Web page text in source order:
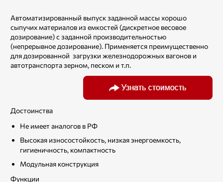
Автоматизированный выпуск заданной массы хорошо
сыпучих материалов из емкостей (дискретное весовое
дозирование) с заданной производительностью
(непрерывное дозирование). Применяется преимущественно
для дозированной загрузки железнодорожных вагонов и
автотранспорта зерном, песком и т.п.
Достоинства
Не имеет аналогов в РФ
Высокая износостойкость, низкая энергоемкость,
гигиеничность, компактность
Модульная конструкция
Функции